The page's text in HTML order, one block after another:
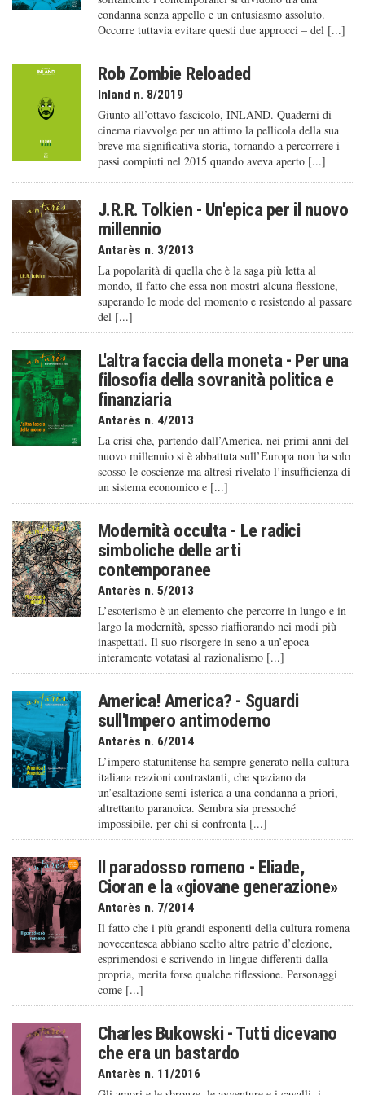
condanna senza appello e un entusiasmo assoluto.
Occorre tuttavia evitare questi due approcci – del [...]
Rob Zombie Reloaded
Inland n. 8/2019
Giunto all’ottavo fascicolo, INLAND. Quaderni di
cinema riavvolge per un attimo la pellicola della sua
breve ma significativa storia, tornando a percorrere i
passi compiuti nel 2015 quando aveva aperto [...]
J.R.R. Tolkien - Un'epica per il nuovo
millennio
Antarès n. 3/2013
La popolarità di quella che è la saga più letta al
mondo, il fatto che essa non mostri alcuna flessione,
superando le mode del momento e resistendo al passare
del [...]
L'altra faccia della moneta - Per una
filosofia della sovranità politica e
finanziaria
Antarès n. 4/2013
La crisi che, partendo dall’America, nei primi anni del
nuovo millennio si è abbattuta sull’Europa non ha solo
scosso le coscienze ma altresì rivelato l’insufficienza di
un sistema economico e [...]
Modernità occulta - Le radici
simboliche delle arti
contemporanee
Antarès n. 5/2013
L’esoterismo è un elemento che percorre in lungo e in
largo la modernità, spesso riaffiorando nei modi più
inaspettati. Il suo risorgere in seno a un’epoca
interamente votatasi al razionalismo [...]
America! America? - Sguardi
sull'Impero antimoderno
Antarès n. 6/2014
L’impero statunitense ha sempre generato nella cultura
italiana reazioni contrastanti, che spaziano da
un’esaltazione semi-isterica a una condanna a priori,
altrettanto paranoica. Sembra sia pressoché
impossibile, per chi si confronta [...]
Il paradosso romeno - Eliade,
Cioran e la «giovane generazione»
Antarès n. 7/2014
Il fatto che i più grandi esponenti della cultura romena
novecentesca abbiano scelto altre patrie d’elezione,
esprimendosi e scrivendo in lingue differenti dalla
propria, merita forse qualche riflessione. Personaggi
come [...]
Charles Bukowski - Tutti dicevano
che era un bastardo
Antarès n. 11/2016